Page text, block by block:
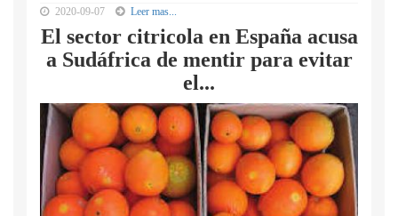
2020-09-07 Leer mas...
El sector citricola en España acusa
a Sudáfrica de mentir para evitar
el...